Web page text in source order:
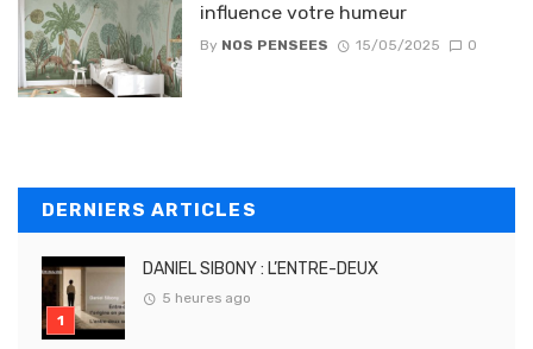
influence votre humeur
By NOS PENSEES 15/05/2025 0
DERNIERS ARTICLES
DANIEL SIBONY : L’ENTRE-DEUX
5 heures ago